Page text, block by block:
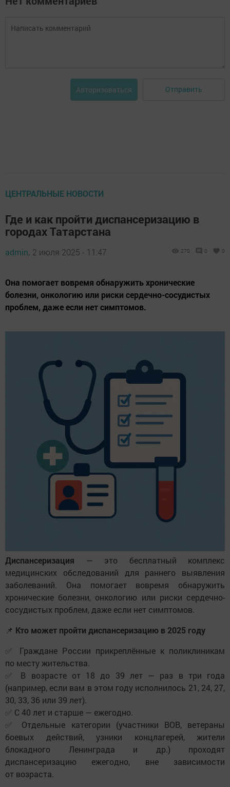
Авторизоваться Отправить
ЦЕНТРАЛЬНЫЕ НОВОСТИ
Где и как пройти диспансеризацию в
городах Татарстана
admin, 2 июля 2025 - 11:47 270 0 0
Она помогает вовремя обнаружить хронические
болезни, онкологию или риски сердечно-сосудистых
проблем, даже если нет симптомов.
Диспансеризация — это бесплатный комплекс
медицинских обследований для раннего выявления
заболеваний. Она помогает вовремя обнаружить
хронические болезни, онкологию или риски сердечно-
сосудистых проблем, даже если нет симптомов.
📌 Кто может пройти диспансеризацию в 2025 году
✅ Граждане России прикреплённые к поликлиникам
по месту жительства.
✅ В возрасте от 18 до 39 лет — раз в три года
(например, если вам в этом году исполнилось 21, 24, 27,
30, 33, 36 или 39 лет).
✅ С 40 лет и старше — ежегодно.
✅ Отдельные категории (участники ВОВ, ветераны
боевых действий, узники концлагерей, жители
блокадного Ленинграда и др.) проходят
диспансеризацию ежегодно, вне зависимости
от возраста.